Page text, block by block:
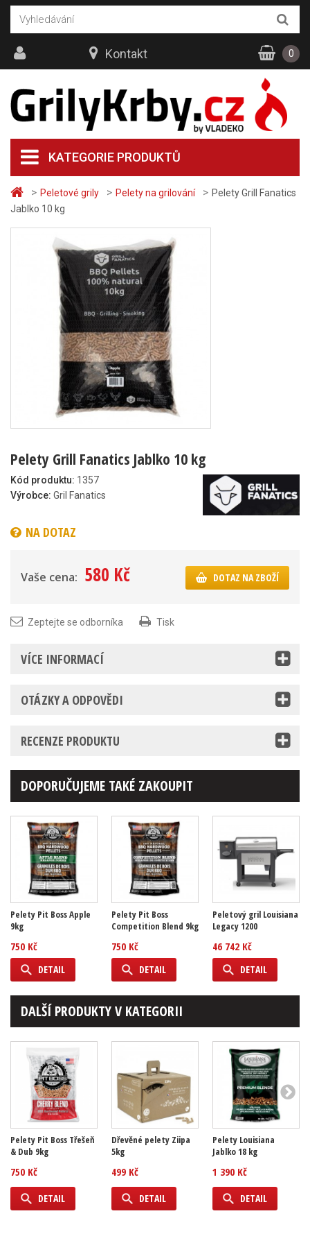
> Peletové grily > Pelety na grilování > Pelety Grill Fanatics
Jablko 10 kg
Pelety Grill Fanatics Jablko 10 kg
Kód produktu: 1357
Výrobce: Gril Fanatics
NA DOTAZ
Vaše cena: 580 Kč DOTAZ NA ZBOŽÍ
Zeptejte se odborníka Tisk
VÍCE INFORMACÍ
OTÁZKY A ODPOVĚDI
RECENZE PRODUKTU
DOPORUČUJEME TAKÉ ZAKOUPIT
Pelety Pit Boss Apple
9kg
750 Kč
DETAIL
Pelety Pit Boss
Competition Blend 9kg
750 Kč
DETAIL
Peletový gril Louisiana
Legacy 1200
46 742 Kč
DETAIL
DALŠÍ PRODUKTY V KATEGORII
Pelety Pit Boss Třešeň
& Dub 9kg
750 Kč
DETAIL
Dřevěné pelety Ziipa
5kg
499 Kč
DETAIL
Pelety Louisiana
Jablko 18 kg
1 390 Kč
DETAIL
KATEGORIE PRODUKTŮ
Kontakt 0